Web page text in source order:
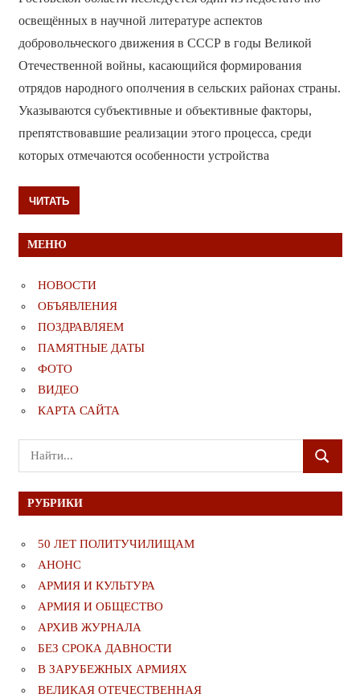
освещённых в научной литературе аспектов
добровольческого движения в СССР в годы Великой
Отечественной войны, касающийся формирования
отрядов народного ополчения в сельских районах страны.
Указываются субъективные и объективные факторы,
препятствовавшие реализации этого процесса, среди
которых отмечаются особенности устройства
ЧИТАТЬ
МЕНЮ
НОВОСТИ
ОБЪЯВЛЕНИЯ
ПОЗДРАВЛЯЕМ
ПАМЯТНЫЕ ДАТЫ
ФОТО
ВИДЕО
КАРТА САЙТА
Поиск
для:
ПОИСК
РУБРИКИ
50 ЛЕТ ПОЛИТУЧИЛИЩАМ
АНОНС
АРМИЯ И КУЛЬТУРА
АРМИЯ И ОБЩЕСТВО
АРХИВ ЖУРНАЛА
БЕЗ СРОКА ДАВНОСТИ
В ЗАРУБЕЖНЫХ АРМИЯХ
ВЕЛИКАЯ ОТЕЧЕСТВЕННАЯ